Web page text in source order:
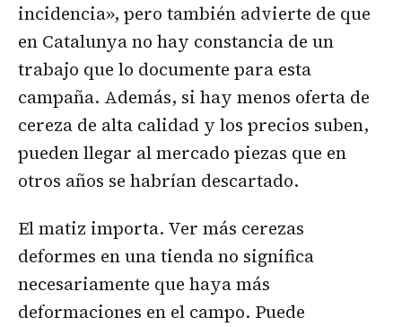
incidencia», pero también advierte de que
en Catalunya no hay constancia de un
trabajo que lo documente para esta
campaña. Además, si hay menos oferta de
cereza de alta calidad y los precios suben,
pueden llegar al mercado piezas que en
otros años se habrían descartado.
El matiz importa. Ver más cerezas
deformes en una tienda no significa
necesariamente que haya más
deformaciones en el campo. Puede